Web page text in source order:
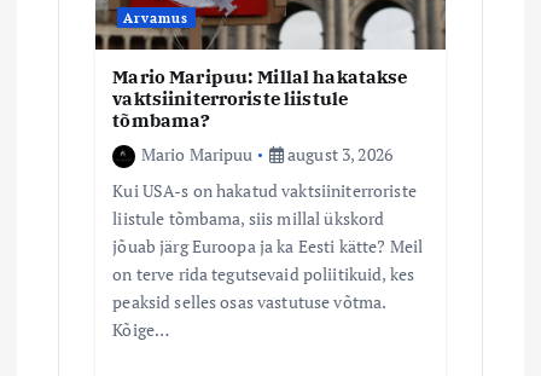
Arvamus
Mario Maripuu: Millal hakatakse
vaktsiiniterroriste liistule
tõmbama?
Mario Maripuu
august 3, 2026
Kui USA-s on hakatud vaktsiiniterroriste
liistule tõmbama, siis millal ükskord
jõuab järg Euroopa ja ka Eesti kätte? Meil
on terve rida tegutsevaid poliitikuid, kes
peaksid selles osas vastutuse võtma.
Kõige…